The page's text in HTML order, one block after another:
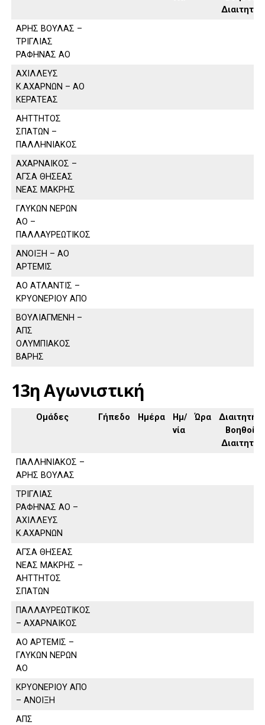
Διαιτητή
ΑΡΗΣ ΒΟΥΛΑΣ –
ΤΡΙΓΛΙΑΣ
ΡΑΦΗΝΑΣ ΑΟ
ΑΧΙΛΛΕΥΣ
Κ.ΑΧΑΡΝΩΝ – ΑΟ
ΚΕΡΑΤΕΑΣ
ΑΗΤΤΗΤΟΣ
ΣΠΑΤΩΝ –
ΠΑΛΛΗΝΙΑΚΟΣ
ΑΧΑΡΝΑΙΚΟΣ –
ΑΓΣΑ ΘΗΣΕΑΣ
ΝΕΑΣ ΜΑΚΡΗΣ
ΓΛΥΚΩΝ ΝΕΡΩΝ
ΑΟ –
ΠΑΛΛΑΥΡΕΩΤΙΚΟΣ
ΑΝΟΙΞΗ – ΑΟ
ΑΡΤΕΜΙΣ
ΑΟ ΑΤΛΑΝΤΙΣ –
ΚΡΥΟΝΕΡΙΟΥ ΑΠΟ
ΒΟΥΛΙΑΓΜΕΝΗ –
ΑΠΣ
ΟΛΥΜΠΙΑΚΟΣ
ΒΑΡΗΣ
13η Αγωνιστική
Ομάδες Γήπεδο Ημέρα
Ημ/
νία
Ώρα
Διαιτητής,
Βοηθοί
Διαιτητή
ΠΑΛΛΗΝΙΑΚΟΣ –
ΑΡΗΣ ΒΟΥΛΑΣ
ΤΡΙΓΛΙΑΣ
ΡΑΦΗΝΑΣ ΑΟ –
ΑΧΙΛΛΕΥΣ
Κ.ΑΧΑΡΝΩΝ
ΑΓΣΑ ΘΗΣΕΑΣ
ΝΕΑΣ ΜΑΚΡΗΣ –
ΑΗΤΤΗΤΟΣ
ΣΠΑΤΩΝ
ΠΑΛΛΑΥΡΕΩΤΙΚΟΣ
– ΑΧΑΡΝΑΙΚΟΣ
ΑΟ ΑΡΤΕΜΙΣ –
ΓΛΥΚΩΝ ΝΕΡΩΝ
ΑΟ
ΚΡΥΟΝΕΡΙΟΥ ΑΠΟ
– ΑΝΟΙΞΗ
ΑΠΣ